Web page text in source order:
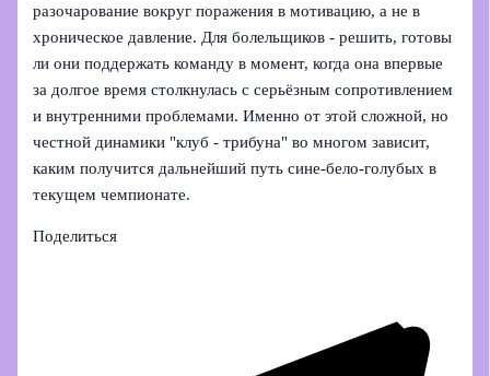
разочарование вокруг поражения в мотивацию, а не в
хроническое давление. Для болельщиков - решить, готовы
ли они поддержать команду в момент, когда она впервые
за долгое время столкнулась с серьёзным сопротивлением
и внутренними проблемами. Именно от этой сложной, но
честной динамики "клуб - трибуна" во многом зависит,
каким получится дальнейший путь сине-бело-голубых в
текущем чемпионате.
Поделиться